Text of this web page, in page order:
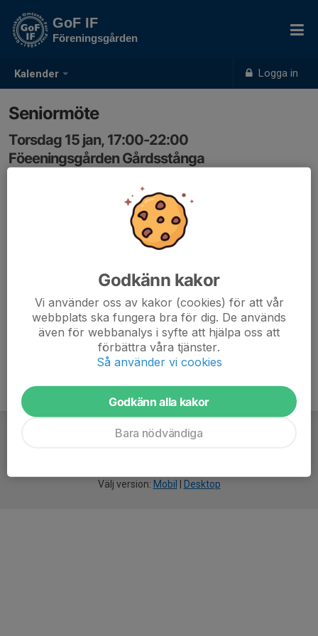
Kalender Logga in
GoF IF
Föreningsgården
Seniormöte
Torsdag 15 jan, 17:00-22:00
Föeeningsgården Gårdsstånga
Välj version: Mobil Desktop
Godkänn kakor
Vi använder oss av kakor (cookies) för att vår
webbplats ska fungera bra för dig. De används
även för webbanalys i syfte att hjälpa oss att
förbättra våra tjänster.
Så använder vi cookies
Godkänn alla kakor
Bara nödvändiga